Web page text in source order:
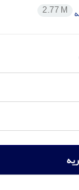
2.77 M